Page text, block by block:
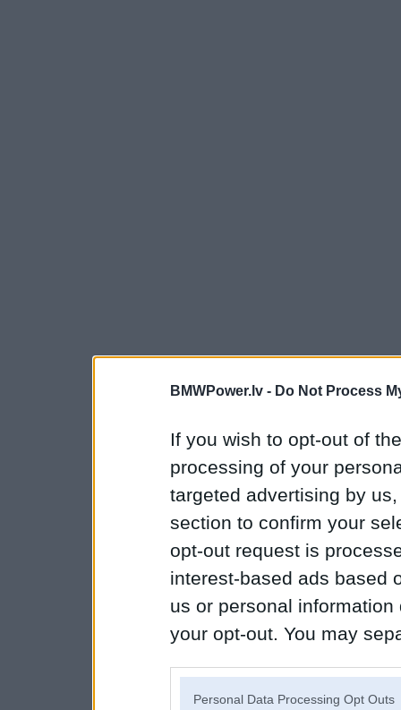
BMWPower.lv - Do Not Process
If you wish to opt-out of
processing of your
targeted advertising by
section to confirm your
opt-out request is
interest-based ads based
us or personal
your opt-out. You may
Personal Data Processing Opt Outs